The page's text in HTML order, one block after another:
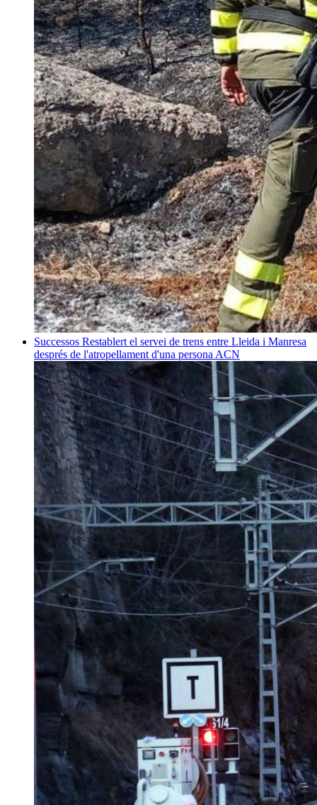
Successos Restablert el servei de trens entre Lleida i Manresa
després de l'atropellament d'una persona ACN